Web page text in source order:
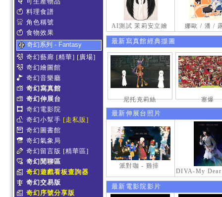
料理食譜
角色稱號
食物效果
奇幻系列 - Fantasy
奇幻藝廊 [精華] [廣場]
奇幻繪圖館
奇幻音樂廳
奇幻寫真館
奇幻伸展台
奇幻電影院
奇幻小幫手 [走私販]
奇幻圖書館
奇幻氣象局
奇幻留言版 [精華區]
奇幻閒聊區
奇幻遊戲看板查詢器
奇幻交易版
奇幻序號分享版
AI測試 茉莉安立繪 娜歐 / 潘 /
最新寫真館經典擷圖
尼托克莉絲 塞爆
最新伸展台照片
派對咖 - 雞排
最新電影院影片